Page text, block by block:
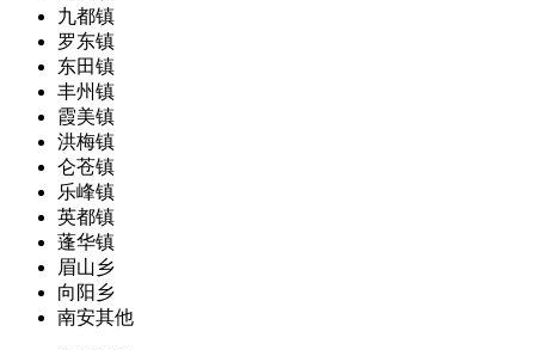
九都镇
罗东镇
东田镇
丰州镇
霞美镇
洪梅镇
仑苍镇
乐峰镇
英都镇
蓬华镇
眉山乡
向阳乡
南安其他